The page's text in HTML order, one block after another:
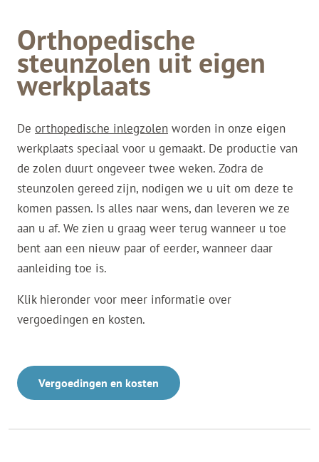
Orthopedische
steunzolen uit eigen
werkplaats
De orthopedische inlegzolen worden in onze eigen
werkplaats speciaal voor u gemaakt. De productie van
de zolen duurt ongeveer twee weken. Zodra de
steunzolen gereed zijn, nodigen we u uit om deze te
komen passen. Is alles naar wens, dan leveren we ze
aan u af. We zien u graag weer terug wanneer u toe
bent aan een nieuw paar of eerder, wanneer daar
aanleiding toe is.
Klik hieronder voor meer informatie over
vergoedingen en kosten.
Vergoedingen en kosten